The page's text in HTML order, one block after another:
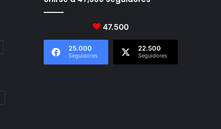
47.500
25.000
Seguidores
22.500
Seguidores